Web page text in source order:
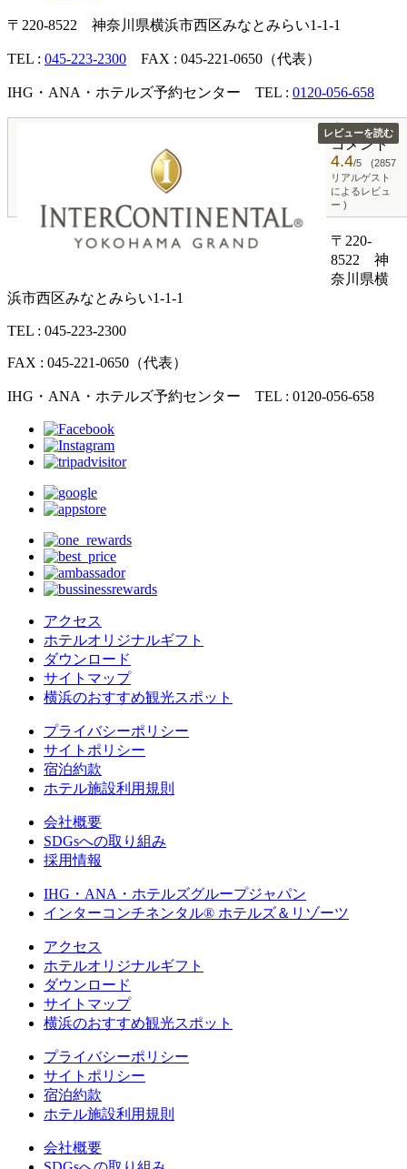
〒220-8522 神奈川県横浜市西区みなとみらい1-1-1
TEL : 045-223-2300 FAX : 045-221-0650（代表）
IHG・ANA・ホテルズ予約センター TEL : 0120-056-658
宿泊者の
コメント
4.4/5
(2857
リアルゲスト
によるレビュ
ー )
レビューを読む
〒220-
8522 神
奈川県横
浜市西区みなとみらい1-1-1
TEL : 045-223-2300
FAX : 045-221-0650（代表）
IHG・ANA・ホテルズ予約センター TEL : 0120-056-658
アクセス
ホテルオリジナルギフト
ダウンロード
サイトマップ
横浜のおすすめ観光スポット
プライバシーポリシー
サイトポリシー
宿泊約款
ホテル施設利用規則
会社概要
SDGsへの取り組み
採用情報
IHG・ANA・ホテルズグループジャパン
インターコンチネンタル® ホテルズ＆リゾーツ
アクセス
ホテルオリジナルギフト
ダウンロード
サイトマップ
横浜のおすすめ観光スポット
プライバシーポリシー
サイトポリシー
宿泊約款
ホテル施設利用規則
会社概要